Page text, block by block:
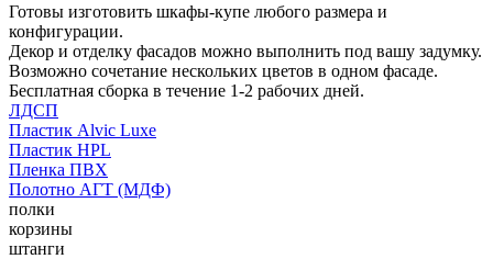
Готовы изготовить шкафы-купе любого размера и
конфигурации.
Декор и отделку фасадов можно выполнить под вашу задумку.
Возможно сочетание нескольких цветов в одном фасаде.
Бесплатная сборка в течение 1-2 рабочих дней.
ЛДСП
Пластик Alvic Luxe
Пластик HPL
Пленка ПВХ
Полотно АГТ (МДФ)
полки
корзины
штанги